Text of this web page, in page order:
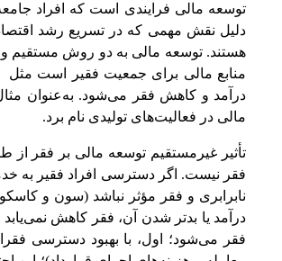
توسعه مالی فرایندی است که افراد
دلیل نقش مهمی که در تسریع رشد
هستند. توسعه مالی به دو روش مستقیم
منابع مالی برای جمعیت فقیر است مثل
درآمد و کاهش فقر می‌شود. به‌عنوان
مالی در فعالیت‌های تولیدی نام برد.
تأثیر غیرمستقیم توسعه مالی بر فقر
فقر نیست. اگر دسترسی افراد فقیر به
نابرابری و فقر مؤثر نباشد(سون و
درآمد یا بدتر شدن آن، فقر کاهش
فقر می‌شود؛ اول، با بهبود دسترسی